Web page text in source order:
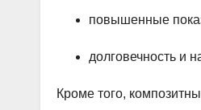
повышенные
долговечность и
Кроме того,